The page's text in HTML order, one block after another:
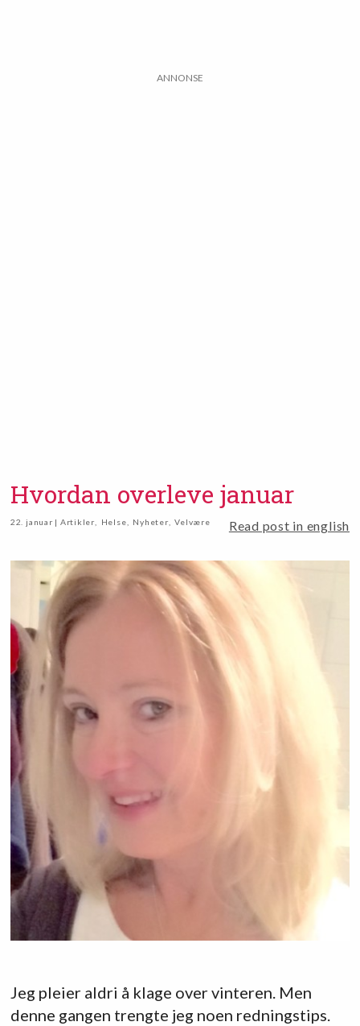
ANNONSE
Hvordan overleve januar
22. januar | Artikler Helse Nyheter Velvære Read post in english
Jeg pleier aldri å klage over vinteren. Men
denne gangen trengte jeg noen redningstips.